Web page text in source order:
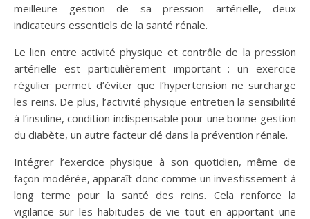
meilleure gestion de sa pression artérielle, deux
indicateurs essentiels de la santé rénale.
Le lien entre activité physique et contrôle de la pression
artérielle est particulièrement important : un exercice
régulier permet d’éviter que l’hypertension ne surcharge
les reins. De plus, l’activité physique entretien la sensibilité
à l’insuline, condition indispensable pour une bonne gestion
du diabète, un autre facteur clé dans la prévention rénale.
Intégrer l’exercice physique à son quotidien, même de
façon modérée, apparaît donc comme un investissement à
long terme pour la santé des reins. Cela renforce la
vigilance sur les habitudes de vie tout en apportant une